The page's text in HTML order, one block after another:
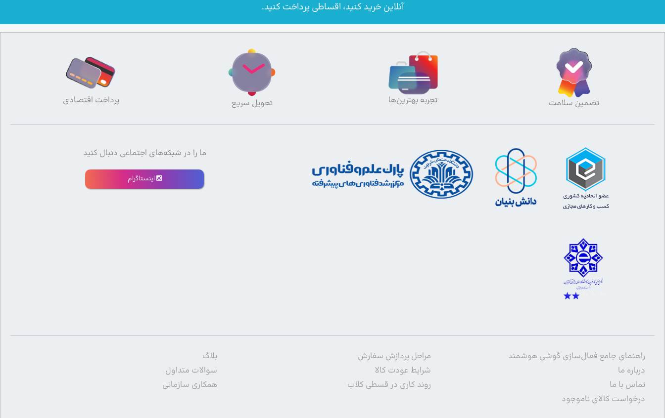
آنلاین خرید کنید، اقساطی پرداخت کنید.
تضمین سلامت تجربه بهترین‌ها تحویل سریع پرداخت اقتصادی
ما را در شبکه‌های اجتماعی دنبال کنید
اینستاگرام
راهنمای جامع فعال‌سازی گوشی هوشمند مراحل پردازش سفارش
بلاگ
درباره ما
شرایط عودت کالا
سوالات متداول
تماس با ما
روند کاری در قسطی کلاب
همکاری سازمانی
درخواست کالای ناموجود